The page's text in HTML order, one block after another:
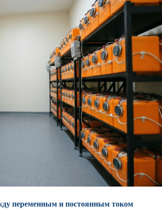
переменным и постоянным током